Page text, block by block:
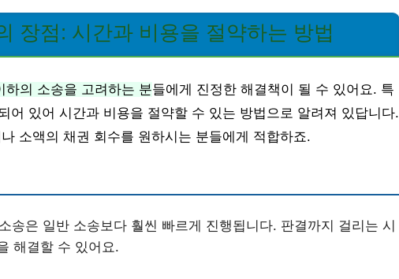
장점: 시간과 비용을 절약하는 방법
하의 소송을 고려하는 분들에게 진정한 해결책이 될 수 있어요. 특
어 있어 시간과 비용을 절약할 수 있는 방법으로 알려져 있답니다.
소액의 채권 회수를 원하시는 분들에게 적합하죠.
송은 일반 소송보다 훨씬 빠르게 진행됩니다. 판결까지 걸리는 시
해결할 수 있어요.